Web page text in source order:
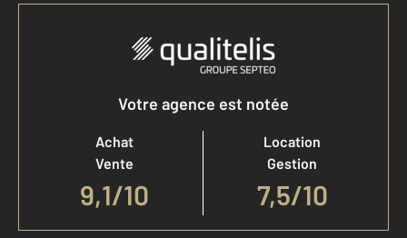
Votre agence est notée
Achat
Vente
9,1/10
Location
Gestion
7,5/10